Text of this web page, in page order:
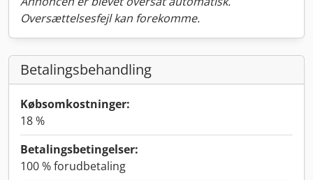
Oversættelsesfejl kan forekomme.
Betalingsbehandling
Købsomkostninger:
18 %
Betalingsbetingelser:
100 % forudbetaling